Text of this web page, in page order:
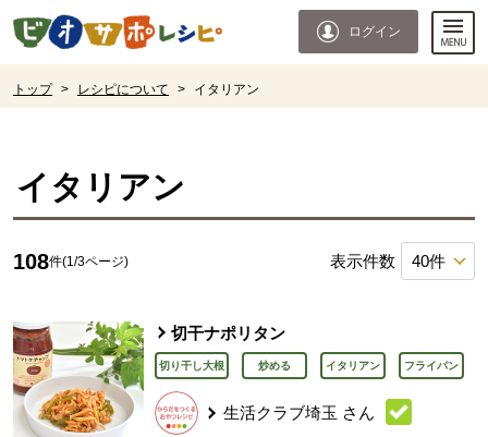
ページの先頭です。
ログイン
トップ > レシピについて > イタリアン
イタリアン
108件(1/3ページ) 表示件数
切干ナポリタン
切り干し大根 炒める イタリアン フライパン
生活クラブ埼玉 さん